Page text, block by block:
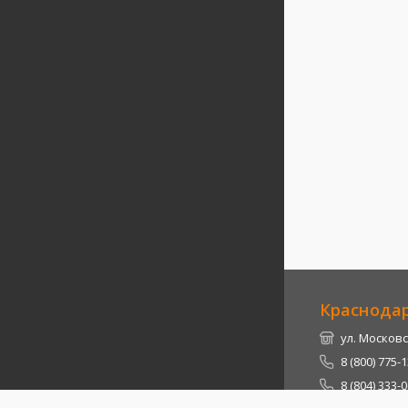
ул.
8 (800) 775-
8 (804) 333-